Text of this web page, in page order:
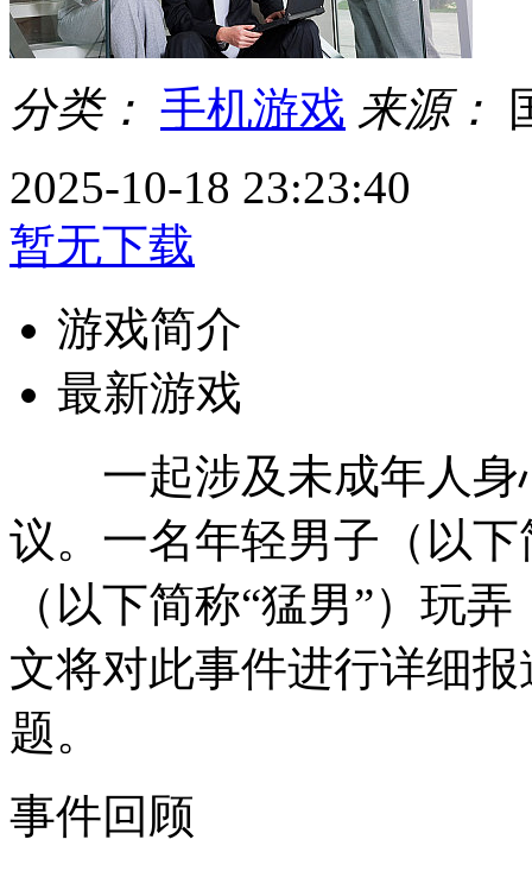
分类： 手机游戏 来源：
2025-10-18 23:23:40
暂无下载
游戏简介
最新游戏
一起涉及未成年人身
议。一名年轻男子（以
（以下简称“猛男”）玩
文将对此事件进行详细
题。
事件回顾